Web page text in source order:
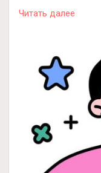
✅ Build business
✅ Learn, create,
🔥 Limited slots —
📨 Order now👇
💬 WhatsApp:
📲 Telegram:
#BuyChatGPT
#ChatGPTPlus
#AIProductivity
#AIForCreators
Читать далее